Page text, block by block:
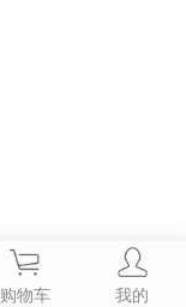
购物车 我的